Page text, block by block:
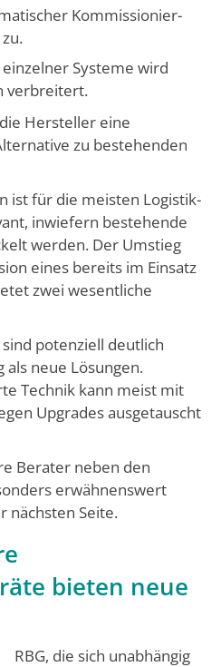
Kommissionier-
Systeme wird
verbreitert.
Hersteller eine
zu bestehenden
ist für die meisten Logistik-
inwiefern bestehende
werden. Der Umstieg
eines bereits im Einsatz
zwei wesentliche
potenziell deutlich
neue Lösungen.
Technik kann meist mit
Upgrades ausgetauscht
Berater neben den
erwähnenswert
nächsten Seite.
bieten neue
RBG, die sich unabhängig